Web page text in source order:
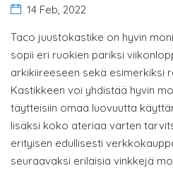
14 Feb, 2022
Taco juustokastike on hyvin
sopii eri ruokien pariksi
arkikiireeseen sekä esimerkiksi
Kastikkeen voi yhdistää hyvin
täytteisiin omaa luovuutta
lisäksi koko ateriaa varten
erityisen edullisesti
seuraavaksi erilaisia vinkkejä